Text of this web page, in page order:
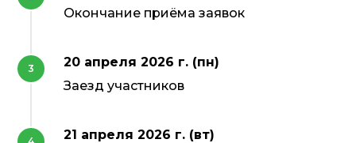
Окончание приёма заявок
20 апреля 2026 г. (пн)
Заезд участников
21 апреля 2026 г. (вт)